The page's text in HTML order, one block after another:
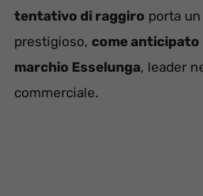
tentativo di raggiro porta
prestigioso, come anticipato
marchio Esselunga, leader
commerciale.